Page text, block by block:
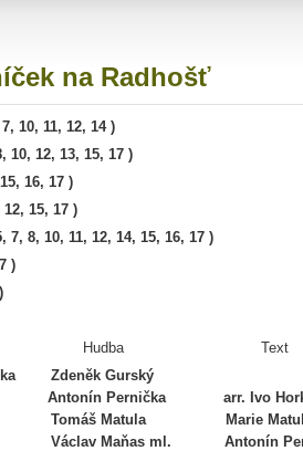
na Radhošť
11, 12, 14 )
12, 13, 15, 17 )
16, 17 )
15, 17 )
11, 12, 14, 15, 16, 17 )
)
Text
Zdeněk Gurský
Pernička arr. Ivo
Matula Marie
Maňas ml. Antonín